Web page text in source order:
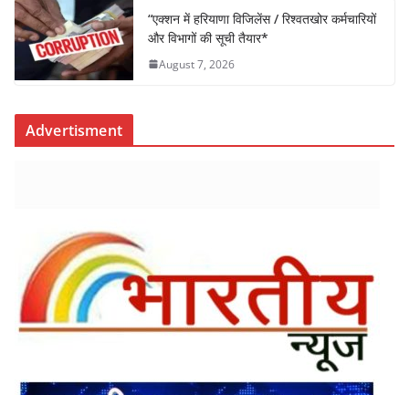
“एक्शन में हरियाणा विजिलेंस / रिश्वतखोर कर्मचारियों
और विभागों की सूची तैयार*
August 7, 2026
Advertisment